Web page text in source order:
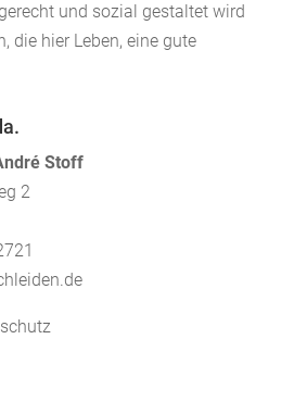
und sozial gestaltet wird
die hier Leben, eine gute
Stoff
2